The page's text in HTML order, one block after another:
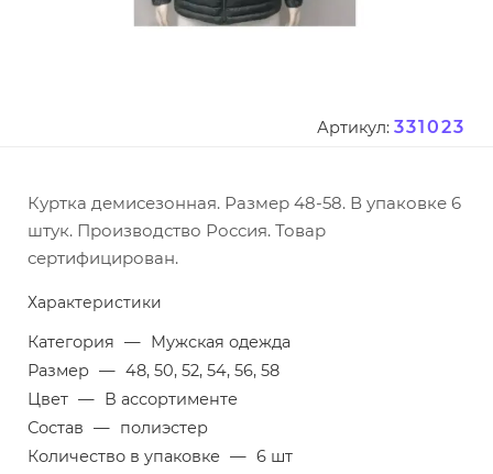
Артикул: 331023
Куртка демисезонная. Размер 48-58. В упаковке 6
штук. Производство Россия. Товар
сертифицирован.
Характеристики
Категория — Мужская одежда
Размер — 48, 50, 52, 54, 56, 58
Цвет — В ассортименте
Состав — полиэстер
Количество в упаковке — 6 шт